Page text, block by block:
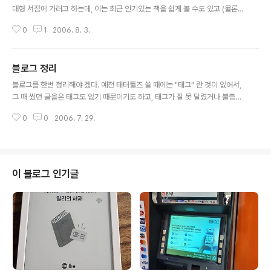
대형 서점에 가려고 하는데, 이는 최근 인기있는 책을 쉽게 볼 수도 있고 (물론
볼 수 있으며 (역시 이것도 점점 인터넷에서도 가능하다)책의 표지나, 재질 등을
문구류나 사무용품을 보면서 우와 이런 것도 있네 내지는 이것은 이쁜데 하는
것들을 종종 발견한다. 왜 이쁜 사무용품이 있으면 일을 잘할 것 같은 착각에 빠
지기도 하지 않는가? (사실 펜을 사고 싶어서 한번 들리긴 들러야 할텐데... 어떤
0 1 2006. 8. 3.
블로그 정리
블로그를 한번 정리해야 겠다. 예전 태터툴즈 쓸 때에는 "태그" 란 것이 없어서,
그 때 썼던 글을은 태그도 없기 때문이기도 하고, 태그가 잘 못 달렸거나 불충분
해야겠다. 지나간 글도 단순한 과거만은 아니기에, 한번씩 살펴보는 것도 좋을
0 0 2006. 7. 29.
이 블로그 인기글